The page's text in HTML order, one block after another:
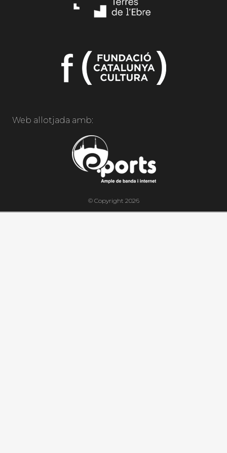
Web allotjada amb:
© Copyright 2026